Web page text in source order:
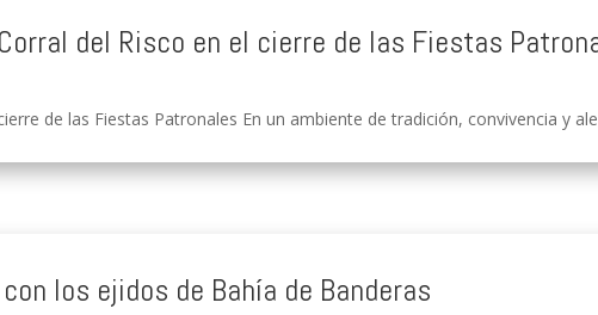
del Risco en el cierre de las Fiestas
de las Fiestas Patronales En un ambiente de tradición, convivencia y
los ejidos de Bahía de Banderas